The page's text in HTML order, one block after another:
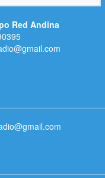
Red Andina